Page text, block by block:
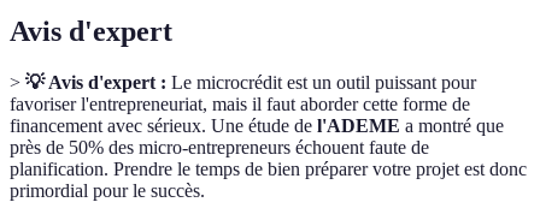
Avis d'expert
> 💡 Avis d'expert : Le microcrédit est un outil puissant pour
favoriser l'entrepreneuriat, mais il faut aborder cette forme de
financement avec sérieux. Une étude de l'ADEME a montré que
près de 50% des micro-entrepreneurs échouent faute de
planification. Prendre le temps de bien préparer votre projet est donc
primordial pour le succès.